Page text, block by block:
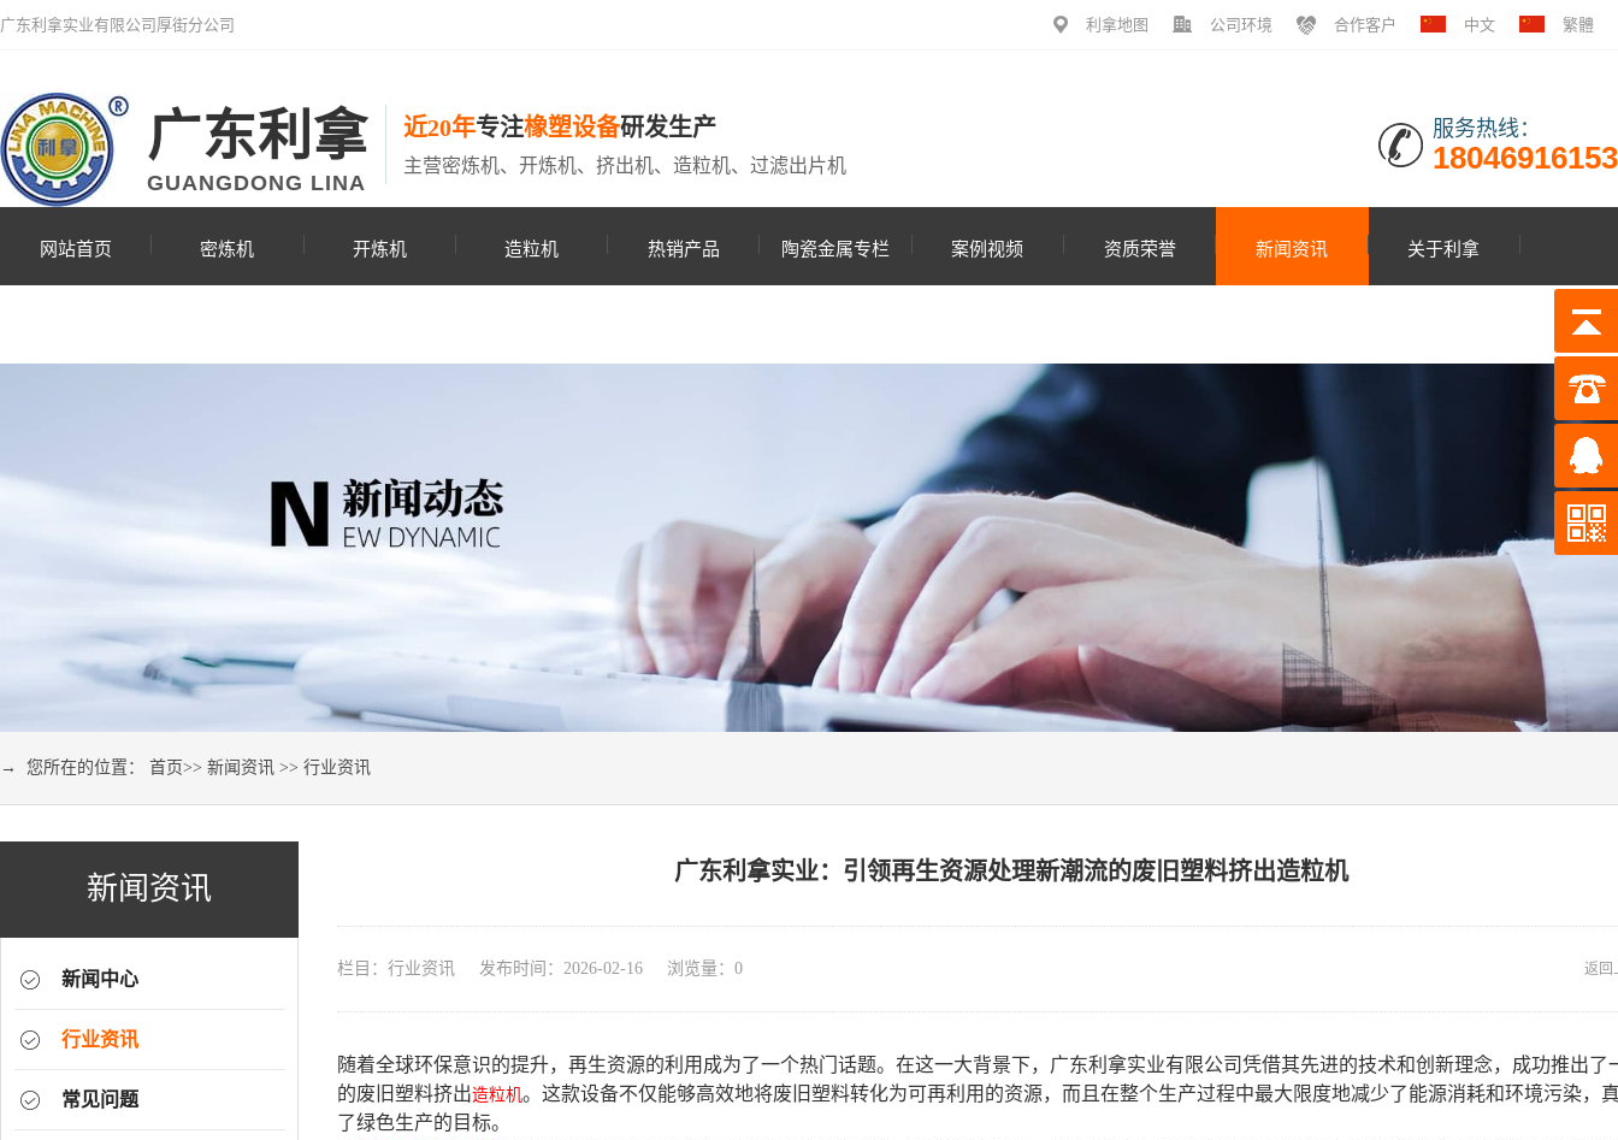
广东利拿实业有限公司厚街分公司 利拿地图 公司环境 合作客户 中文 繁體
广东利拿
GUANGDONG LINA
近20年专注橡塑设备研发生产
主营密炼机、开炼机、挤出机、造粒机、过滤出片机
服务热线：
18046916153
网站首页 密炼机 开炼机 造粒机 热销产品 陶瓷金属专栏 案例视频 资质荣誉 新闻资讯 关于利拿
→ 您所在的位置： 首页>> 新闻资讯 >> 行业资讯
新闻资讯
新闻中心
行业资讯
常见问题
广东利拿实业：引领再生资源处理新潮流的废旧塑料挤出造粒机
栏目：行业资讯 发布时间：2026-02-16 浏览量： 0 返回
随着全球环保意识的提升，再生资源的利用成为了一个热门话题。在这一大背景下，广东利拿实业有限公司凭借其先进的技术和创新理念，成功推出了
的废旧塑料挤出造粒机。这款设备不仅能够高效地将废旧塑料转化为可再利用的资源，而且在整个生产过程中最大限度地减少了能源消耗和环境污染，
了绿色生产的目标。